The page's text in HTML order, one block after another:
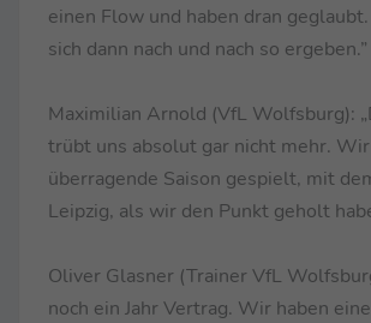
einen Flow und haben dran
sich dann nach und nach so ergeben.”
Maximilian Arnold (VfL Wolfsburg):
trübt uns absolut gar nicht mehr.
überragende Saison gespielt, mit
Leipzig, als wir den Punkt geholt
Oliver Glasner (Trainer VfL
noch ein Jahr Vertrag. Wir haben